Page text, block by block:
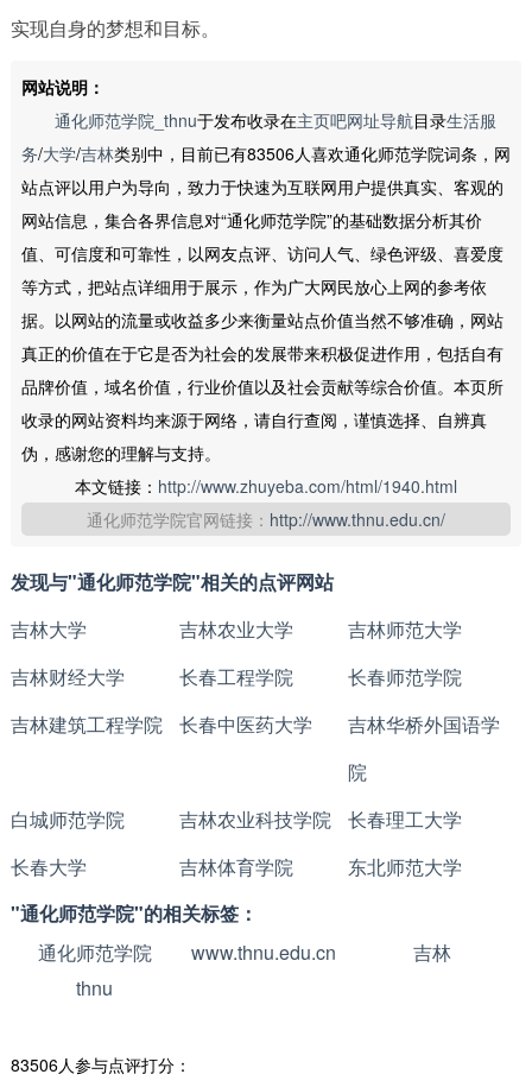
实现自身的梦想和目标。
网站说明：
通化师范学院_thnu于发布收录在主页吧网址导航目录生活服
务/大学/吉林类别中，目前已有83506人喜欢通化师范学院词条，网
站点评以用户为导向，致力于快速为互联网用户提供真实、客观的
网站信息，集合各界信息对“通化师范学院”的基础数据分析其价
值、可信度和可靠性，以网友点评、访问人气、绿色评级、喜爱度
等方式，把站点详细用于展示，作为广大网民放心上网的参考依
据。以网站的流量或收益多少来衡量站点价值当然不够准确，网站
真正的价值在于它是否为社会的发展带来积极促进作用，包括自有
品牌价值，域名价值，行业价值以及社会贡献等综合价值。本页所
收录的网站资料均来源于网络，请自行查阅，谨慎选择、自辨真
伪，感谢您的理解与支持。
本文链接： http://www.zhuyeba.com/html/1940.html
通化师范学院官网链接： http://www.thnu.edu.cn/
发现与"通化师范学院"相关的点评网站
吉林大学
吉林农业大学
吉林师范大学
吉林财经大学
长春工程学院
长春师范学院
吉林建筑工程学院
长春中医药大学
吉林华桥外国语学
院
白城师范学院
吉林农业科技学院
长春理工大学
长春大学
吉林体育学院
东北师范大学
"通化师范学院"的相关标签：
通化师范学院
www.thnu.edu.cn
吉林
thnu
83506人参与点评打分：